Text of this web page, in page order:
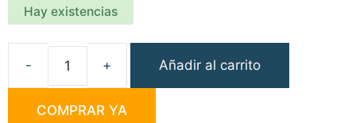
Hay existencias
Solid
Añadir al carrito
COMPRAR YA